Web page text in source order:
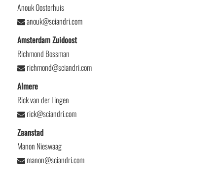
Anouk Oosterhuis
anouk@sciandri.com
Amsterdam Zuidoost
Richmond Bossman
richmond@sciandri.com
Almere
Rick van der Lingen
rick@sciandri.com
Zaanstad
Manon Nieswaag
manon@sciandri.com